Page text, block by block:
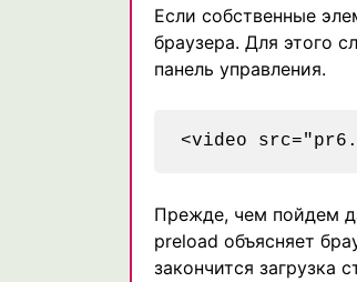
Если собственные
браузера. Для этого
панель управления.
Прежде, чем пойдем
preload объясняет
закончится загрузка